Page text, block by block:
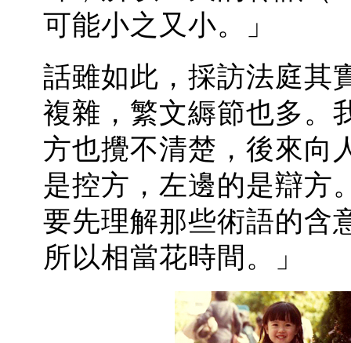
可能小之又小。」
話雖如此，採訪法庭其
複雜，繁文縟節也多。
方也攪不清楚，後來向
是控方，左邊的是辯方
要先理解那些術語的含
所以相當花時間。」